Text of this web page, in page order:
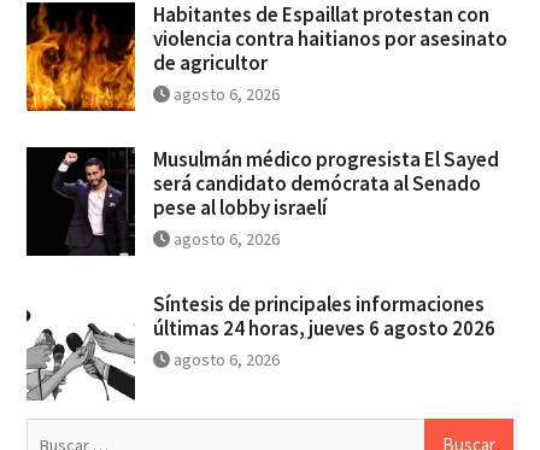
Habitantes de Espaillat protestan con
violencia contra haitianos por asesinato
de agricultor
agosto 6, 2026
Musulmán médico progresista El Sayed
será candidato demócrata al Senado
pese al lobby israelí
agosto 6, 2026
Síntesis de principales informaciones
últimas 24 horas, jueves 6 agosto 2026
agosto 6, 2026